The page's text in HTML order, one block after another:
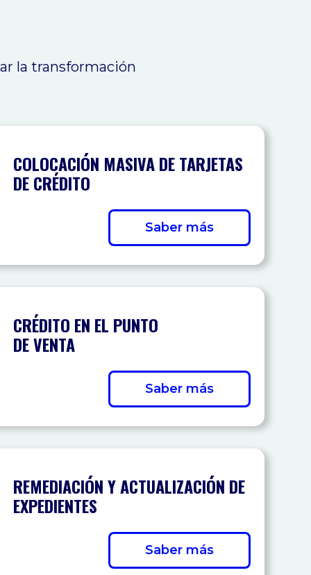
la transformación
COLOCACIÓN MASIVA DE TARJETAS
DE CRÉDITO
Saber más
CRÉDITO EN EL PUNTO
DE VENTA
Saber más
REMEDIACIÓN Y ACTUALIZACIÓN DE
EXPEDIENTES
Saber más